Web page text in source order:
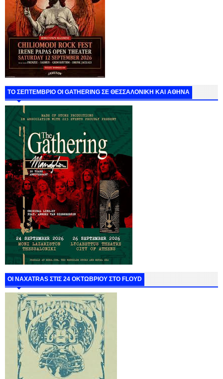
ΤΟ ΣΕΠΤΕΜΒΡΙΟ ΟΙ GATHERING ΣΕ ΘΕΣΣΑΛΟΝΙΚΗ ΚΑΙ ΑΘΗΝΑ
ΟΙ NAXATRAS ΣΤΙΣ 24 ΟΚΤΩΒΡΙΟΥ ΣΤΟ FLOYD